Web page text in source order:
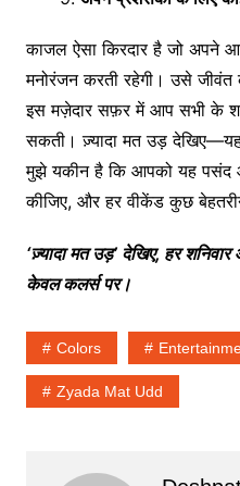
काजल ऐसा किरदार है जो अपने
मनोरंजन करती रहेगी। उसे
इस मज़ेदार सफ़र में आप सभी के
सकती। ज़्यादा मत उड़
मुझे यकीन है कि आपको यह पसंद
कीजिए, और हर वीकेंड कुछ
‘ज़्यादा मत उड़’ देखिए, हर शनिवार
केवल कलर्स पर।
Colors
Zyada Mat Udd